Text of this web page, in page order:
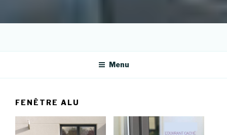
Menu
FENÊTRE ALU